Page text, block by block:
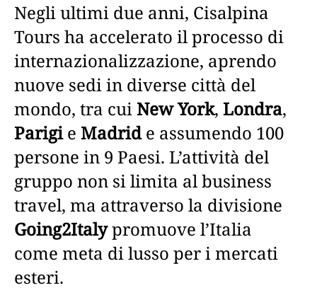
Negli ultimi due anni, Cisalpina
Tours ha accelerato il processo di
internazionalizzazione, aprendo
nuove sedi in diverse città del
mondo, tra cuiNew York, Londra,
Parigie Madride assumendo 100
persone in 9 Paesi. L’attività del
gruppo non si limita al business
travel, ma attraverso la divisione
Going2Italypromuove l’Italia
come meta di lusso per i mercati
esteri.